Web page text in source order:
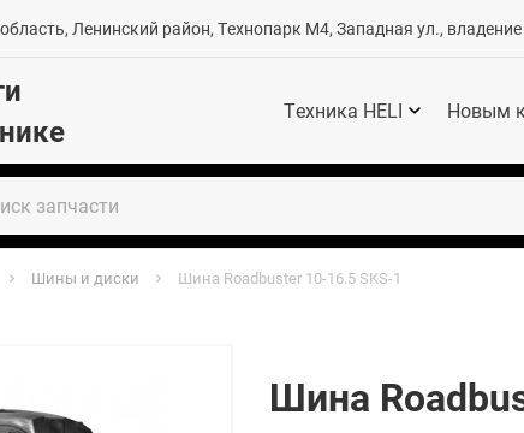
Ленинский район, Технопарк М4, Западная ул., владение
Техника HELI Новым
Шины и диски Шина Roadbuster 10-16.5 SKS-1
Шина